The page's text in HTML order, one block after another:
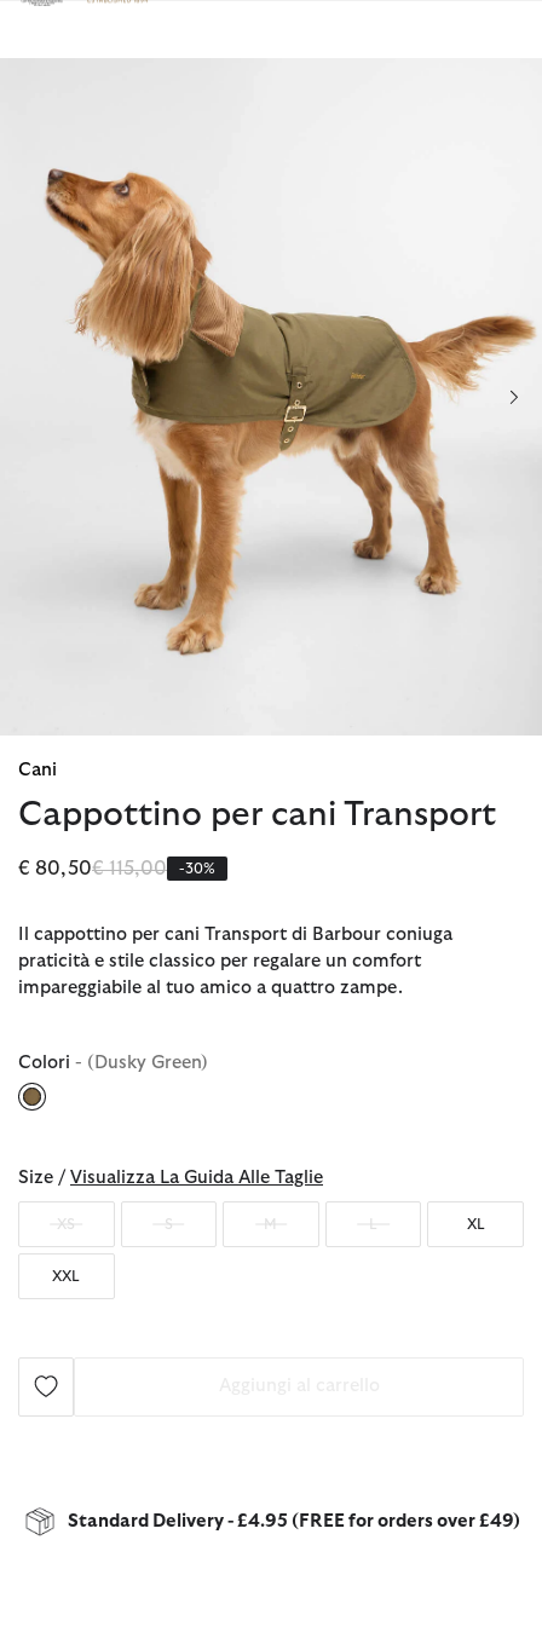
Clicca per visualizzare la nostra Dichiarazione di Accessibilità
Cani
Cappottino per cani Transport
€ 80,50Prezzo ridotto da
€ 115,00a -30%
Il cappottino per cani Transport di Barbour coniuga
praticità e stile classico per regalare un comfort
impareggiabile al tuo amico a quattro zampe.
Colori - (Dusky Green)
Size / Visualizza La Guida Alle Taglie
XS S M XL
XXL
Standard Delivery - £4.95 (FREE for orders over £49)